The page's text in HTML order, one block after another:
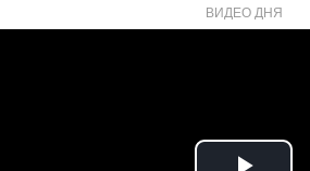
ВИДЕО ДНЯ